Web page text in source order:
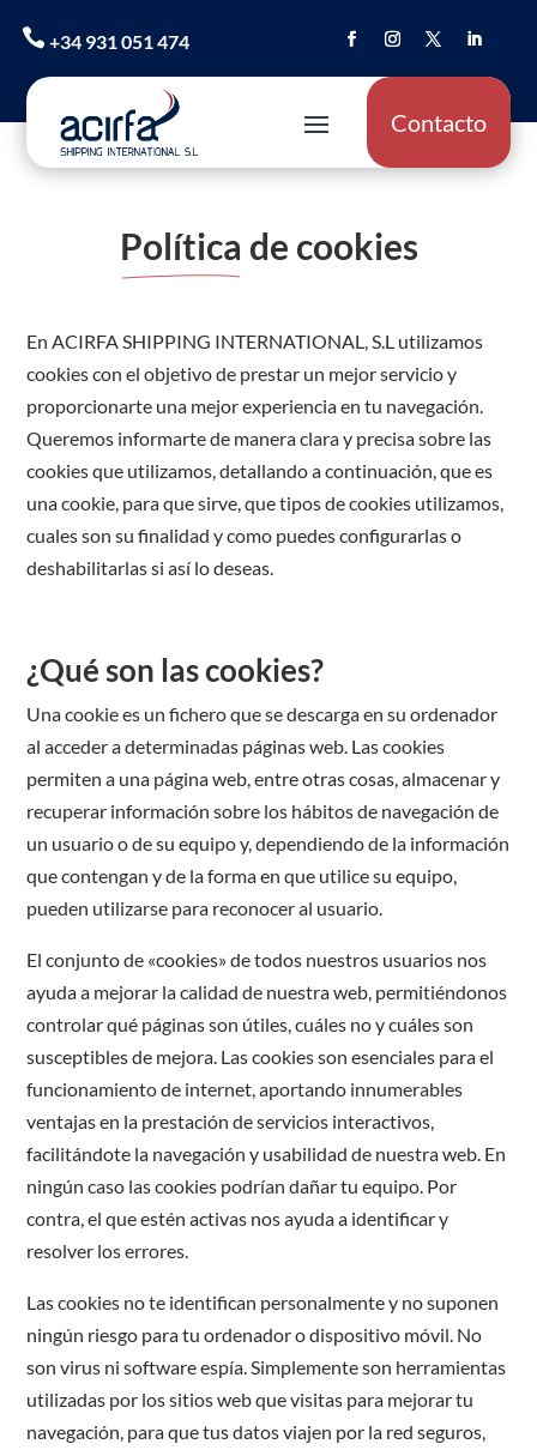
+34 931 051 474
Contacto
Política de cookies
En ACIRFA SHIPPING INTERNATIONAL, S.L utilizamos
cookies con el objetivo de prestar un mejor servicio y
proporcionarte una mejor experiencia en tu navegación.
Queremos informarte de manera clara y precisa sobre las
cookies que utilizamos, detallando a continuación, que es
una cookie, para que sirve, que tipos de cookies utilizamos,
cuales son su finalidad y como puedes configurarlas o
deshabilitarlas si así lo deseas.
¿Qué son las cookies?
Una cookie es un fichero que se descarga en su ordenador
al acceder a determinadas páginas web. Las cookies
permiten a una página web, entre otras cosas, almacenar y
recuperar información sobre los hábitos de navegación de
un usuario o de su equipo y, dependiendo de la información
que contengan y de la forma en que utilice su equipo,
pueden utilizarse para reconocer al usuario.
El conjunto de «cookies» de todos nuestros usuarios nos
ayuda a mejorar la calidad de nuestra web, permitiéndonos
controlar qué páginas son útiles, cuáles no y cuáles son
susceptibles de mejora. Las cookies son esenciales para el
funcionamiento de internet, aportando innumerables
ventajas en la prestación de servicios interactivos,
facilitándote la navegación y usabilidad de nuestra web. En
ningún caso las cookies podrían dañar tu equipo. Por
contra, el que estén activas nos ayuda a identificar y
resolver los errores.
Las cookies no te identifican personalmente y no suponen
ningún riesgo para tu ordenador o dispositivo móvil. No
son virus ni software espía. Simplemente son herramientas
utilizadas por los sitios web que visitas para mejorar tu
navegación, para que tus datos viajen por la red seguros,